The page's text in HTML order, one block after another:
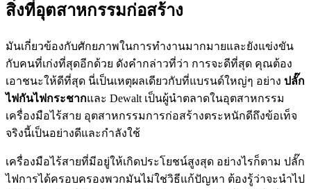
สิ่งที่อุตสาหกรรมก่อสร้าง
มันเกี่ยวข้องกับศักยภาพในการทำงานมากมายและยังแข่งขัน
กับคนที่เก่งที่สุดอีกด้วย ดังคำกล่าวที่ว่า การจะดีที่สุด คุณต้อง
เอาชนะให้ดีที่สุด นี่เป็นเหตุผลเดียวกับที่แบรนด์ใหญ่ๆ อย่าง ปลั๊ก
ไฟกันไฟกระชากและ Dewalt เป็นผู้นำตลาดในอุตสาหกรรม
เครื่องมือไร้สาย อุตสาหกรรมการก่อสร้างตระหนักดีถึงข้อเท็จ
จริงนี้เป็นอย่างดีและกำลังใช้
เครื่องมือไร้สายที่มีอยู่ให้เกิดประโยชน์สูงสุด อย่างไรก็ตาม ปลั๊ก
ไฟการได้ครอบครองพวกมันไม่ใช่วิธีแก้ปัญหา ต้องรู้ว่าจะนำไป